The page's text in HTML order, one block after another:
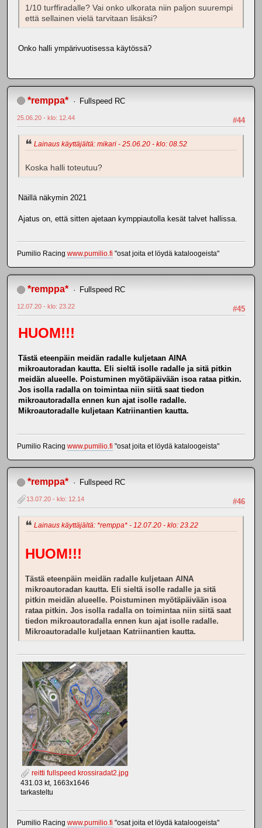
1/10 turffiradalle? Vai onko ulkorata niin paljon suurempi
että sellainen vielä tarvitaan lisäksi?
Onko halli ympärivuotisessa käytössä?
*remppa* Fullspeed RC
#44
25.06.20 - klo: 12.44
Lainaus käyttäjältä: mikari - 25.06.20 - klo: 08.52
Koska halli toteutuu?
Näillä näkymin 2021
Ajatus on, että sitten ajetaan kymppiautolla kesät talvet hallissa.
Pumilio Racing www.pumilio.fi "osat joita et löydä kataloogeista"
*remppa* Fullspeed RC
#45
12.07.20 - klo: 23.22
HUOM!!!
Tästä eteenpäin meidän radalle kuljetaan AINA
mikroautoradan kautta. Eli sieltä isolle radalle ja sitä pitkin
meidän alueelle. Poistuminen myötäpäivään isoa rataa pitkin.
Jos isolla radalla on toimintaa niin siitä saat tiedon
mikroautoradalla ennen kun ajat isolle radalle.
Mikroautoradalle kuljetaan Katriinantien kautta.
Pumilio Racing www.pumilio.fi "osat joita et löydä kataloogeista"
*remppa* Fullspeed RC
#46
13.07.20 - klo: 12.14
Lainaus käyttäjältä: *remppa* - 12.07.20 - klo: 23.22
HUOM!!!
Tästä eteenpäin meidän radalle kuljetaan AINA
mikroautoradan kautta. Eli sieltä isolle radalle ja sitä
pitkin meidän alueelle. Poistuminen myötäpäivään isoa
rataa pitkin. Jos isolla radalla on toimintaa niin siitä saat
tiedon mikroautoradalla ennen kun ajat isolle radalle.
Mikroautoradalle kuljetaan Katriinantien kautta.
reitti fullspeed krossiradat2.jpg
431.03 kt, 1663x1646
tarkasteltu
Pumilio Racing www.pumilio.fi "osat joita et löydä kataloogeista"